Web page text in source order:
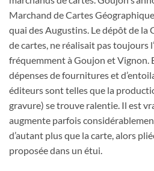
Marchand de Cartes
quai des Augustins. Le dépôt de
de cartes, ne réalisait pas toujours
fréquemment à Goujon et Vignon.
dépenses de fournitures et
éditeurs sont telles que la
gravure) se trouve ralentie. Il est
augmente parfois
d’autant plus que la carte, alors
proposée dans un étui.